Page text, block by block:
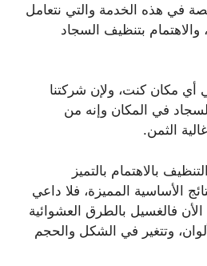
في هذه الخدمة والتي نتعامل
بتنظيف السجاد
أي مكان كنت، ولإن شركتنا
في المكان وإنه من
الثمن.
بالاهتمام بالتميز
الأساسية المميزة، فلا داعي
فالغسيل بالطرق العشوائية
وتتغير في الشكل والحجم